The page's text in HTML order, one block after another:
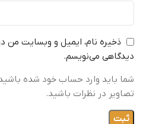
ذخیره نام، ایمیل و وبسایت من
دیدگاهی می‌نویسم.
شما باید وارد حساب خود شده
تصاویر در نظرات باشید.